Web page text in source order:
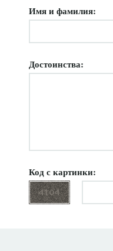
Имя и фамилия:
Достоинства:
Код с картинки: